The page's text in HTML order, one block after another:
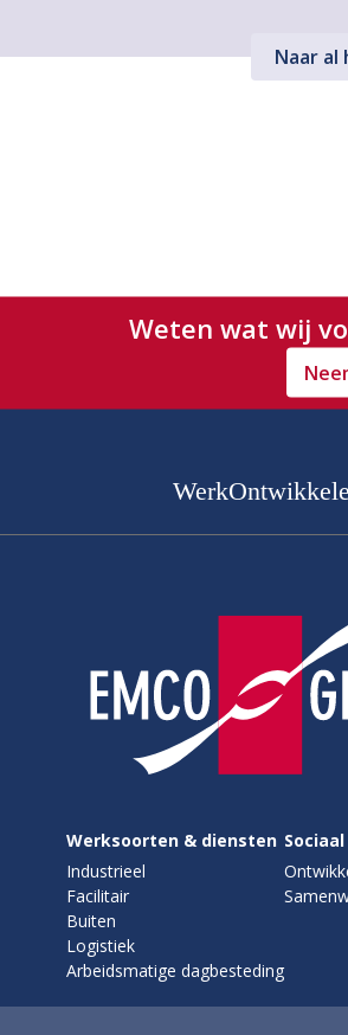
Naar al
Weten wat wij
Werk
Werksoorten & diensten
Industrieel
Facilitair
Buiten
Logistiek
Arbeidsmatige dagbesteding